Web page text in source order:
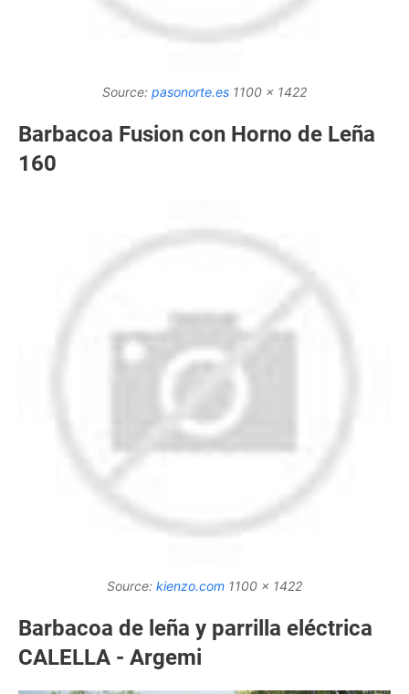
Source: pasonorte.es 1100 x 1422
Barbacoa Fusion con Horno de Leña
160
Source: kienzo.com 1100 x 1422
Barbacoa de leña y parrilla eléctrica
CALELLA - Argemi